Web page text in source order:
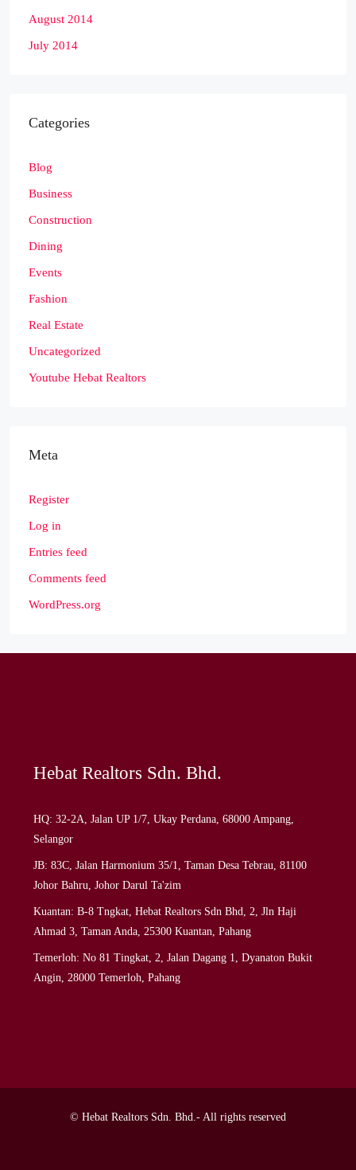
August 2014
July 2014
Categories
Blog
Business
Construction
Dining
Events
Fashion
Real Estate
Uncategorized
Youtube Hebat Realtors
Meta
Register
Log in
Entries feed
Comments feed
WordPress.org
Hebat Realtors Sdn. Bhd.
HQ: 32-2A, Jalan UP 1/7, Ukay Perdana, 68000 Ampang,
Selangor
JB: 83C, Jalan Harmonium 35/1, Taman Desa Tebrau, 81100
Johor Bahru, Johor Darul Ta'zim
Kuantan: B-8 Tngkat, Hebat Realtors Sdn Bhd, 2, Jln Haji
Ahmad 3, Taman Anda, 25300 Kuantan, Pahang
Temerloh: No 81 Tingkat, 2, Jalan Dagang 1, Dyanaton Bukit
Angin, 28000 Temerloh, Pahang
© Hebat Realtors Sdn. Bhd.- All rights reserved